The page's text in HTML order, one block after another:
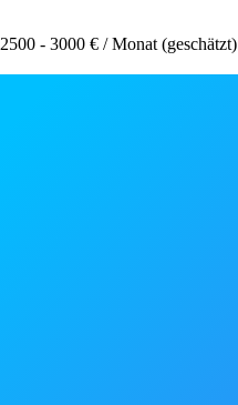
2500 - 3000 € / Monat (geschätzt)